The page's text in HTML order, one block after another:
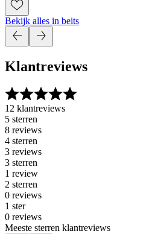
Bekijk alles in beits
Klantreviews
12 klantreviews
5 sterren
8 reviews
4 sterren
3 reviews
3 sterren
1 review
2 sterren
0 reviews
1 ster
0 reviews
Meeste sterren klantreviews